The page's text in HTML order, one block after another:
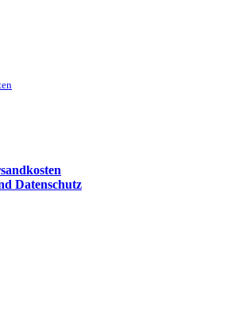
Datenschutz